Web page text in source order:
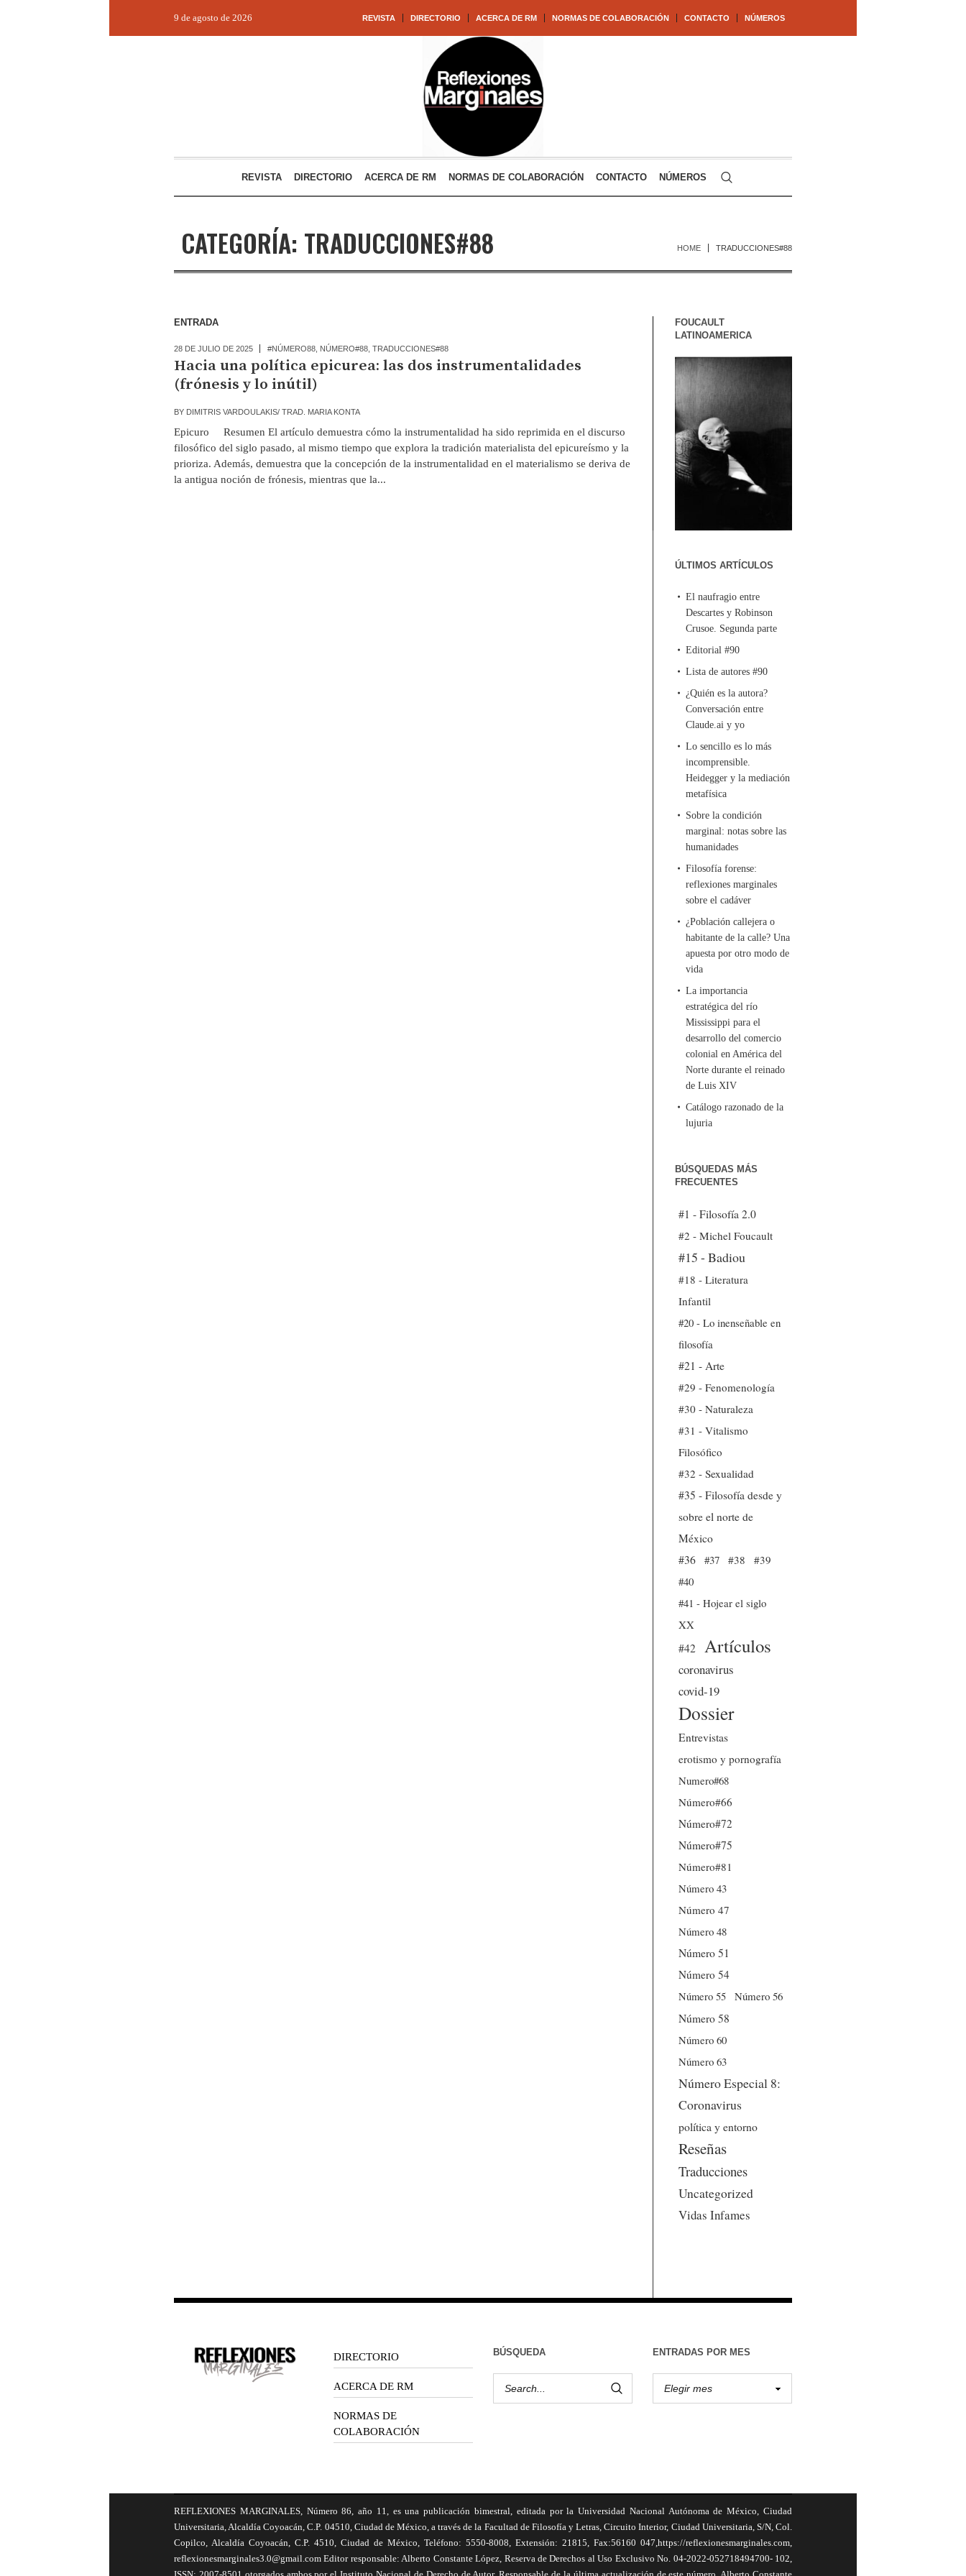
REVISTA DIRECTORIO ACERCA DE RM NORMAS DE COLABORACIÓN CONTACTO NÚMEROS
9 de agosto de 2026
REVISTA DIRECTORIO ACERCA DE RM NORMAS DE COLABORACIÓN CONTACTO NÚMEROS
CATEGORÍA: TRADUCCIONES#88 HOME TRADUCCIONES#88
ENTRADA
28 DE JULIO DE 2025 #NÚMERO88 NÚMERO#88 TRADUCCIONES#88
Hacia una política epicurea: las dos instrumentalidades
(frónesis y lo inútil)
BY DIMITRIS VARDOULAKIS/ TRAD. MARIA KONTA
Epicuro Resumen El artículo demuestra cómo la instrumentalidad ha sido reprimida en el discurso
filosófico del siglo pasado, al mismo tiempo que explora la tradición materialista del epicureísmo y la
prioriza. Además, demuestra que la concepción de la instrumentalidad en el materialismo se deriva de
la antigua noción de frónesis, mientras que la...
FOUCAULT
LATINOAMERICA
ÚLTIMOS ARTÍCULOS
El naufragio entre
Descartes y Robinson
Crusoe. Segunda parte
Editorial #90
Lista de autores #90
¿Quién es la autora?
Conversación entre
Claude.ai y yo
Lo sencillo es lo más
incomprensible.
Heidegger y la mediación
metafísica
Sobre la condición
marginal: notas sobre las
humanidades
Filosofía forense:
reflexiones marginales
sobre el cadáver
¿Población callejera o
habitante de la calle? Una
apuesta por otro modo de
vida
La importancia
estratégica del río
Mississippi para el
desarrollo del comercio
colonial en América del
Norte durante el reinado
de Luis XIV
Catálogo razonado de la
lujuria
BÚSQUEDAS MÁS
FRECUENTES
#1 - Filosofía 2.0
#2 - Michel Foucault
#15 - Badiou
#18 - Literatura
Infantil
#20 - Lo inenseñable en
filosofía
#21 - Arte
#29 - Fenomenología
#30 - Naturaleza
#31 - Vitalismo
Filosófico
#32 - Sexualidad
#35 - Filosofía desde y
sobre el norte de
México
#36
#37 #38
#39
#40
#41 - Hojear el siglo
XX
#42
Artículos
coronavirus
covid-19
Dossier
Entrevistas
erotismo y pornografía
Numero#68
Número#66
Número#72
Número#75
Número#81
Número 43
Número 47
Número 48
Número 51
Número 54
Número 55
Número 56
Número 58
Número 60
Número 63
Número Especial 8:
Coronavirus
política y entorno
Reseñas
Traducciones
Uncategorized
Vidas Infames
DIRECTORIO
ACERCA DE RM
NORMAS DE
COLABORACIÓN
BÚSQUEDA ENTRADAS POR MES
REFLEXIONES MARGINALES, Número 86, año 11, es una publicación bimestral, editada por la Universidad Nacional Autónoma de México, Ciudad
Universitaria, Alcaldía Coyoacán, C.P. 04510, Ciudad de México, a través de la Facultad de Filosofía y Letras, Circuito Interior, Ciudad Universitaria, S/N, Col.
Copilco, Alcaldía Coyoacán, C.P. 4510, Ciudad de México, Teléfono: 5550-8008, Extensión: 21815, Fax:56160 047,https://reflexionesmarginales.com,
reflexionesmarginales3.0@gmail.com Editor responsable: Alberto Constante López, Reserva de Derechos al Uso Exclusivo No. 04-2022-052718494700- 102,